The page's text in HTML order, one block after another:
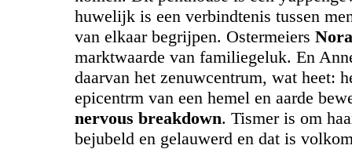
huwelijk is een verbindtenis tussen
van elkaar begrijpen. Ostermeiers Nora
marktwaarde van familiegeluk. En
daarvan het zenuwcentrum, wat heet:
epicentrm van een hemel en aarde
nervous breakdown. Tismer is om
bejubeld en gelauwerd en dat is